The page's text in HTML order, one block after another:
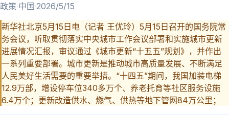
政策·中国·2026/5/15
新华社北京5月15日电（记者 王优玲）5月15日召开的国务院常
务会议，听取贯彻落实中央城市工作会议部署和实施城市更新
进展情况汇报，审议通过《城市更新“十五五”规划》，并作出
一系列重要部署。城市更新是推动城市高质量发展、不断满足
人民美好生活需要的重要举措。“十四五”期间，我国加装电梯
12.9万部，增设停车位340多万个、养老托育等社区服务设施
6.4万个；更新改造供水、燃气、供热等地下管网84万公里；